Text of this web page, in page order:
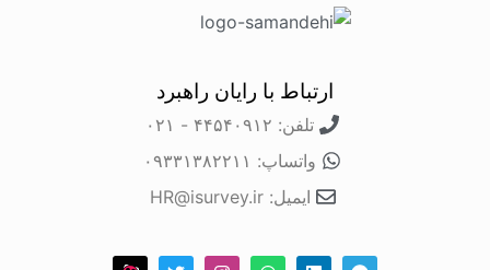
ارتباط با رایان راهبرد
تلفن: ۴۴۵۴۰۹۱۲ - ۰۲۱
واتساپ: ۰۹۳۳۱۳۸۲۲۱۱
ایمیل: HR@isurvey.ir